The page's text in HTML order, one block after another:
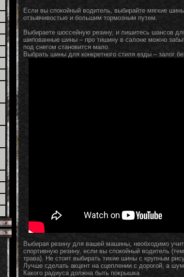
Если вы спокойный водитель, выбирайте мягкие
отзывчивостью и большим тормозным путем.
Выбираете шоссейную резину, и лишитесь шансов
шипованные шины – про тишину в салоне можно
под снегом становится мало.
Выбрать шины для конкретного стиля езды – залог
Выбирая резину для вашей машины, необходимо
спортивную резину, если вы спокойный водитель
трава). Не стоит выбирать тихие шины с крупным
Лучше сделать акцент на сцеплении с дорогой, а
Какого радиуса должна быть покрышка